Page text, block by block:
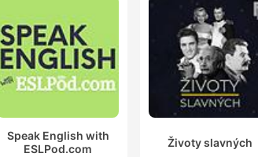
Speak English with
ESLPod.com
Životy slavných